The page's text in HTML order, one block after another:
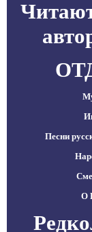
Песни
О